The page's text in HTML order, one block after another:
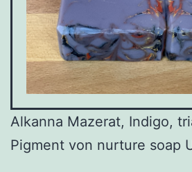
Alkanna Mazerat, Indigo,
Pigment von nurture soap